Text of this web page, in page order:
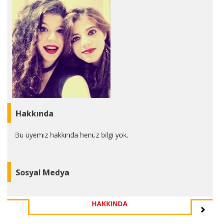
Hakkında
Bu üyemiz hakkında henüz bilgi yok.
Sosyal Medya
HAKKINDA